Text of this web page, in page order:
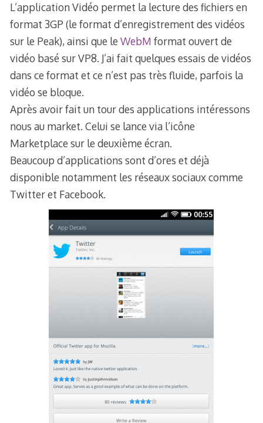
L’application Vidéo permet la lecture des fichiers en
format 3GP (le format d’enregistrement des vidéos
sur le Peak), ainsi que le WebM format ouvert de
vidéo basé sur VP8. J’ai fait quelques essais de vidéos
dans ce format et ce n’est pas très fluide, parfois la
vidéo se bloque.
Après avoir fait un tour des applications intéressons
nous au market. Celui se lance via l’icône
Marketplace sur le deuxième écran.
Beaucoup d’applications sont d’ores et déjà
disponible notamment les réseaux sociaux comme
Twitter et Facebook.